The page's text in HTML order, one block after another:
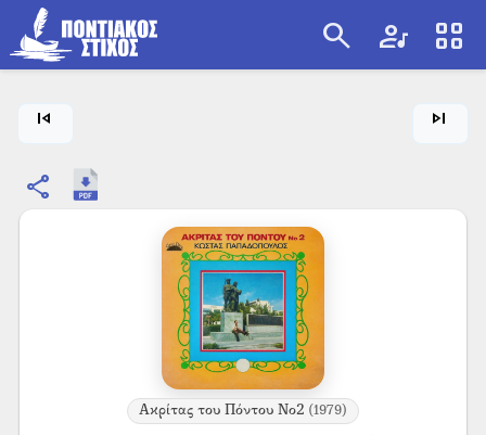
search artist view_cozy
skip_previous skip_next
share
Ακρίτας του Πόντου Νο2 (1979)